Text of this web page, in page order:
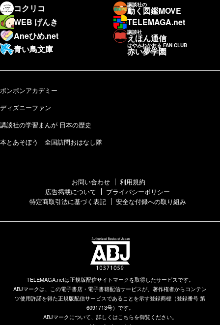
コクリコ
講談社の
動く図鑑MOVE
WEB げんき
TELEMAGA.net
Aneひめ.net
講談社
えほん通信
青い鳥文庫
はやみねかおる FAN CLUB
赤い夢学園
ボンボンアカデミー
ディズニーファン
講談社の学習まんが 日本の歴史
本とあそぼう 全国訪問おはなし隊
お問い合わせ
利用規約
広告掲載について
プライバシーポリシー
特定商取引法に基づく表記
安全な付録への取り組み
TELEMAGA.netは正規版配信サイトマークを取得したサービスです。
ABJマークは、この電子書店・電子書籍配信サービスが、著作権者からコンテン
ツ使用許諾を得た正規版配信サービスであることを示す登録商標（登録番号 第
6091713号）です。
ABJマークについて、詳しくはこちらを御覧ください。